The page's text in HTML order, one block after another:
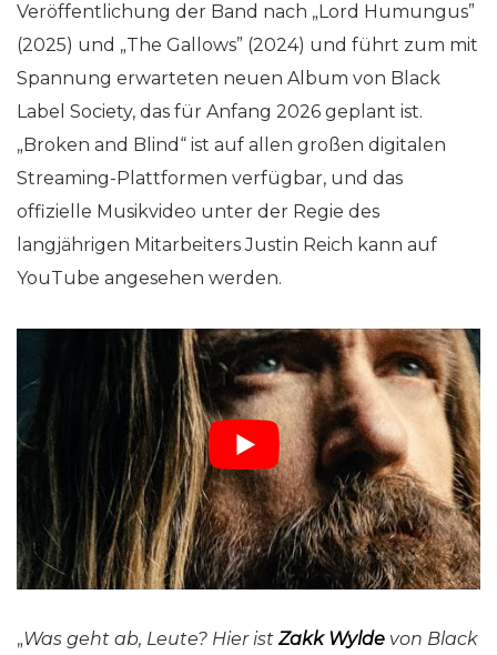
Veröffentlichung der Band nach „Lord Humungus”
(2025) und „The Gallows” (2024) und führt zum mit
Spannung erwarteten neuen Album von Black
Label Society, das für Anfang 2026 geplant ist.
„Broken and Blind“ ist auf allen großen digitalen
Streaming-Plattformen verfügbar, und das
offizielle Musikvideo unter der Regie des
langjährigen Mitarbeiters Justin Reich kann auf
YouTube angesehen werden.
„Was geht ab, Leute? Hier istZakk Wylde von Black